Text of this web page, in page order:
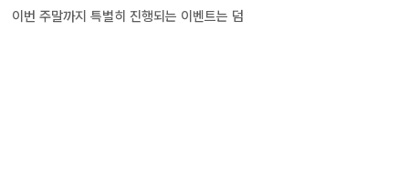
이번 주말까지 특별히 진행되는 이벤트는 덤